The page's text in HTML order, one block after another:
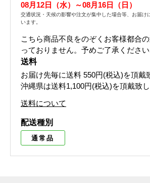
08月12日（水）～08月16日（日）
交通状況・天候の影響や注文が集中した場合等、お届け
います。
こちら商品不良をのぞくお客様都合
っておりません。予めご了承ください
送料
お届け先毎に送料 550円(税込)を頂戴
沖縄県は送料1,100円(税込)を頂戴致し
送料について
配送種別
通常品